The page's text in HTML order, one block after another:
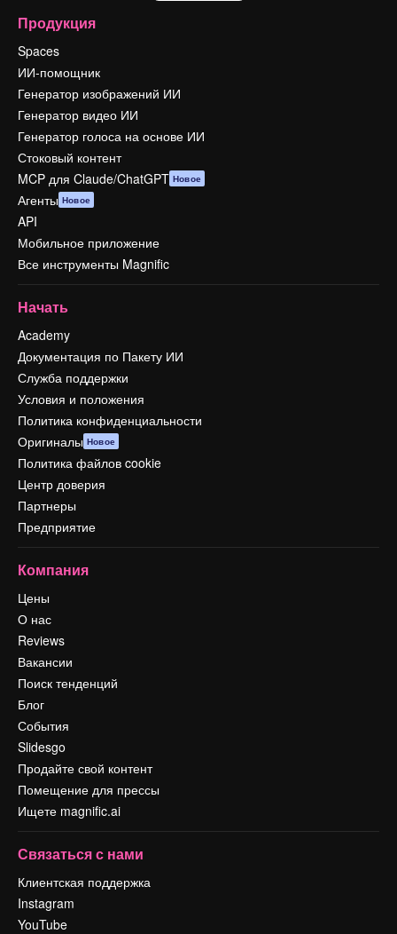
Продукция
Spaces
ИИ-помощник
Генератор изображений ИИ
Генератор видео ИИ
Генератор голоса на основе ИИ
Стоковый контент
MCP для Claude/ChatGPT Новое
Агенты Новое
API
Мобильное приложение
Все инструменты Magnific
Начать
Academy
Документация по Пакету ИИ
Служба поддержки
Условия и положения
Политика конфиденциальности
Оригиналы Новое
Политика файлов cookie
Центр доверия
Партнеры
Предприятие
Компания
Цены
О нас
Reviews
Вакансии
Поиск тенденций
Блог
События
Slidesgo
Продайте свой контент
Помещение для прессы
Ищете magnific.ai
Связаться с нами
Клиентская поддержка
Instagram
YouTube